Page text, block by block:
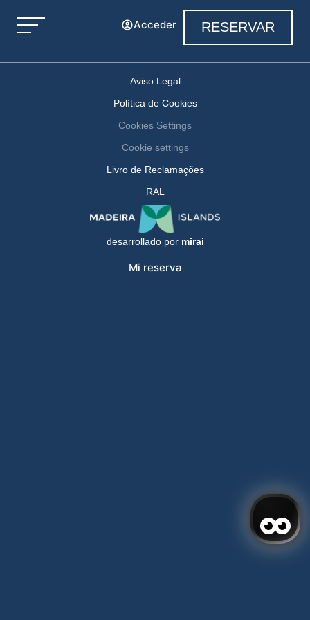
Acceder RESERVAR
Aviso Legal
Política de Cookies
Cookies Settings
Cookie settings
Livro de Reclamações
RAL
desarrollado por mirai
Mi reserva